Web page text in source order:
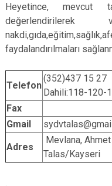
Heyetince, mevcut
faydalandırılmaları
Telefon
(352)437 15 27
Dahili:118-120-
Fax
Gmail
Adres
Mevlana,
Talas/Kayseri
.